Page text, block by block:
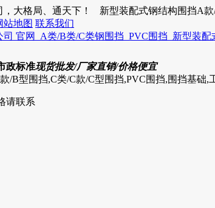
大格局、通天下！
新型装配式钢结构围挡A
站地图 联系我们
政标准现货批发/厂家直销/价格便宜
/B型围挡,C类/C款/C型围挡,PVC围挡,围挡基础,
请联系